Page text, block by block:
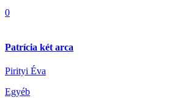
0
Patrícia két arca
Pirityi Éva
Egyéb